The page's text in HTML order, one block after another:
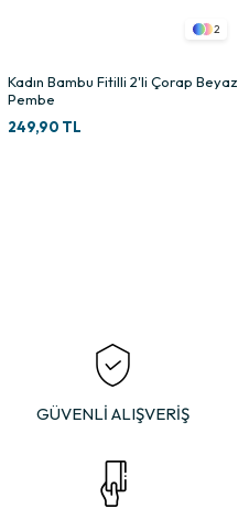
2
Kadın Bambu Fitilli 2'li Çorap Beyaz
Pembe
249,90 TL
GÜVENLİ ALIŞVERİŞ